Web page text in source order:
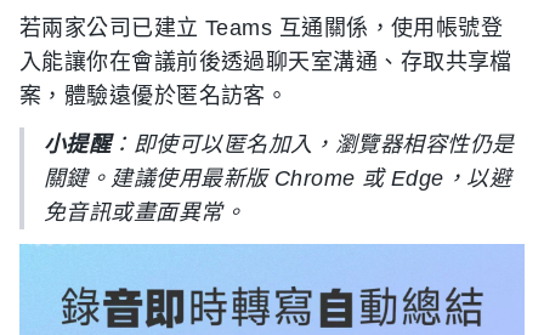
若兩家公司已建立 Teams 互通關係，使用帳號登
入能讓你在會議前後透過聊天室溝通、存取共享檔
案，體驗遠優於匿名訪客。
小提醒：即使可以匿名加入，瀏覽器相容性仍是
關鍵。建議使用最新版 Chrome 或 Edge，以避
免音訊或畫面異常。